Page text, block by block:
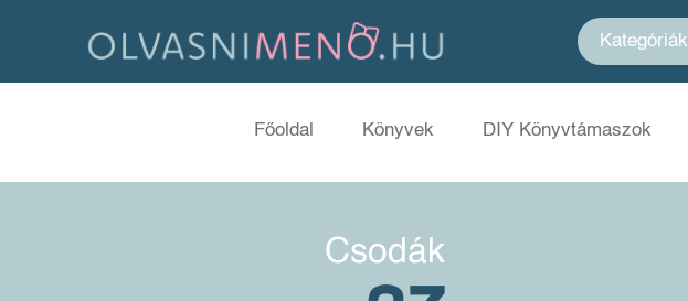
Kategóriák
Főoldal Könyvek DIY Könyvtámaszok
Csodák